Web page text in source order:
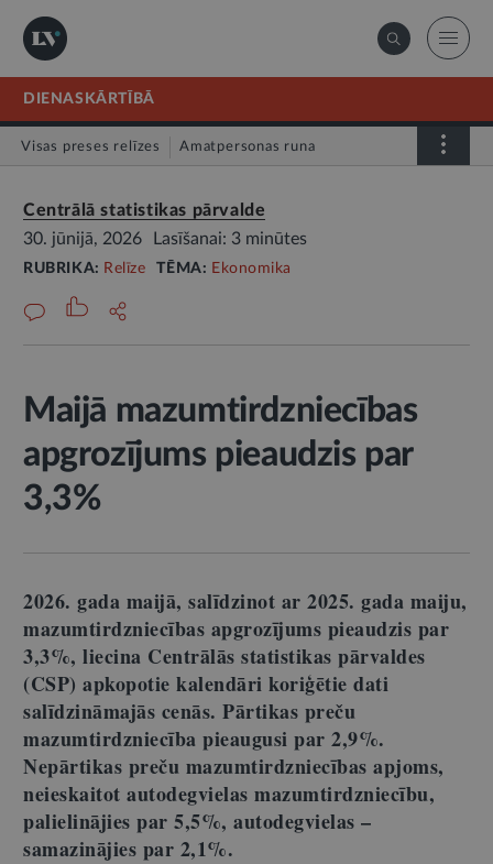
DIENASKĀRTĪBĀ
Visas preses relīzes Amatpersonas runa
Centrālā statistikas pārvalde
30. jūnijā, 2026
Lasīšanai: 3 minūtes
RUBRIKA: Relīze TĒMA: Ekonomika
Maijā mazumtirdzniecības
apgrozījums pieaudzis par
3,3%
2026. gada maijā, salīdzinot ar 2025. gada maiju,
mazumtirdzniecības apgrozījums pieaudzis par
3,3%, liecina Centrālās statistikas pārvaldes
(CSP) apkopotie kalendāri koriģētie dati
salīdzināmajās cenās. Pārtikas preču
mazumtirdzniecība pieaugusi par 2,9%.
Nepārtikas preču mazumtirdzniecības apjoms,
neieskaitot autodegvielas mazumtirdzniecību,
palielinājies par 5,5%, autodegvielas –
samazinājies par 2,1%.